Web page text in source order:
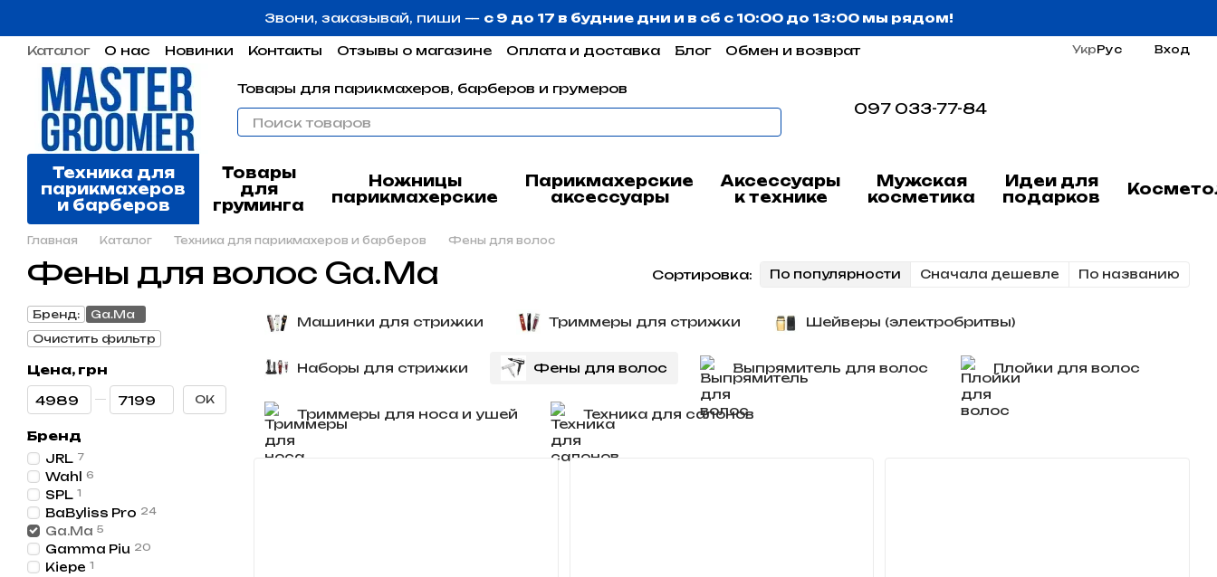
Звони, заказывай, пиши — с 9 до 17 в будние дни и в сб с 10:00 до 13:00 мы рядом!
Каталог О нас Новинки Контакты Отзывы о магазине Оплата и доставка Блог
Обмен и возврат
Пользовательское соглашение
УкрРус Вход
Товары для парикмахеров, барберов и грумеров
097 033-77-84
Техника для
парикмахеров
и барберов
Товары
для
груминга
Ножницы
парикмахерские
Парикмахерские
аксессуары
Аксессуары
к технике
Мужская
косметика
Идеи для
подарков
Главная Каталог Техника для парикмахеров и барберов Фены для волос
Фены для волос Ga.Ma Сортировка: По популярности Cначала дешевле По названию
Машинки для стрижки Триммеры для стрижки Шейверы (электробритвы)
Наборы для стрижки Фены для волос Выпрямитель для волос Плойки для волос
Триммеры для носа и ушей Техника для салонов
Бренд:
Ga.Ma
Очистить фильтр
Цена, грн
От Цена, грн
До Цена, грн OK
Бренд
JRL 7
Wahl 6
SPL 1
BaByliss Pro 24
Ga.Ma 5
Gamma Piu 20
Kiepe 1